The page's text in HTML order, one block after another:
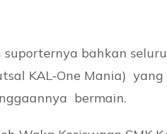
bahkan
KAL-One Mania) yang
bermain.